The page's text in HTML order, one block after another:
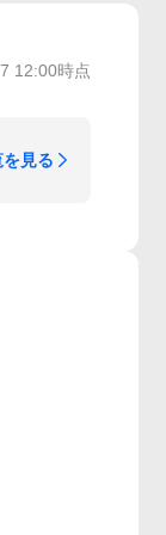
12:00時点
見る